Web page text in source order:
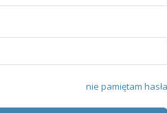
nie pamiętam hasła